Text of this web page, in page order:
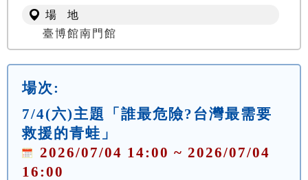
場 地
臺博館南門館
場次:
7/4(六)主題「誰最危險?台灣最需要
救援的青蛙」
2026/07/04 14:00 ~ 2026/07/04
16:00